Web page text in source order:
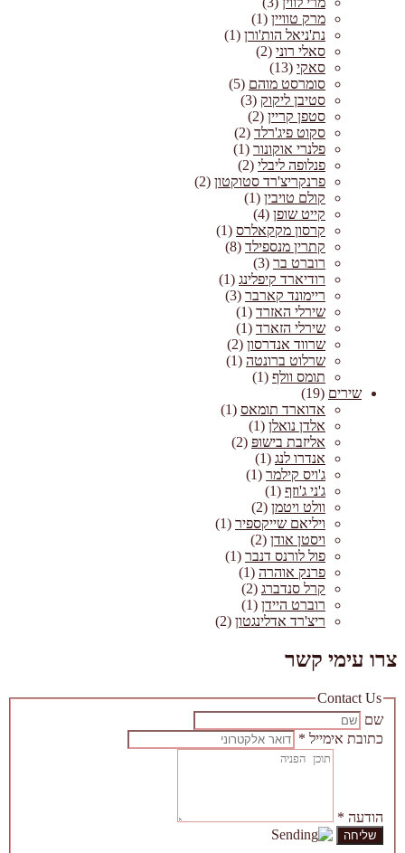
מרק טוויין (1)
נת'ניאל הות'ורן (1)
סאלי רוני (2)
סאקי (13)
סומרסט מוהם (5)
סטיבן ליקוק (3)
סטפן קריין (2)
סקוט פיג'רלד (2)
פלנרי אוקונור (1)
פנלופה ליבלי (2)
פרנקריצ'רד סטוקטון (2)
קולם טויבין (1)
קייט שופן (4)
קרסון מקקאלרס (1)
קתרין מנספילד (8)
רוברט בר (3)
רודיארד קיפלינג (1)
ריימונד קארבר (3)
שירלי האזרד (1)
שירלי הזארד (1)
שרווד אנדרסון (2)
שרלוט ברונטה (1)
תומס וולף (1)
שירים (19)
אדוארד תומאס (1)
אלדן נואלן (1)
אליזבת בישופּ (2)
אנדרו לנג (1)
ג'ויס קילמר (1)
ג'ני ג'וזף (1)
וולט ויטמן (2)
ויליאם שייקספיר (1)
ויסטן אודן (2)
פול לורנס דנבר (1)
פרנק אוהרה (1)
קרל סנדברג (2)
רוברט היידן (1)
ריצ'רד אדלינגטון (2)
צרו עימי קשר
Contact Us
שם
כתובת אימייל *
הודעה *